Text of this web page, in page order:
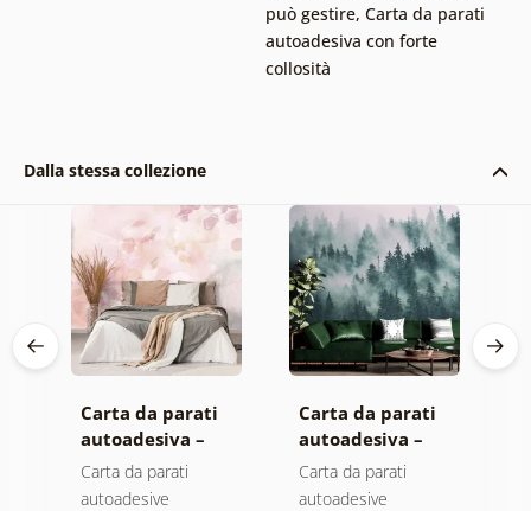
può gestire, Carta da parati
autoadesiva con forte
collosità
Dalla stessa collezione
Carta da parati
autoadesiva –
Foglie con
sfumatura
Carta da parati
autoadesive
Carta da parati
autoadesiva –
Foresta nella
nebbia
Carta da parati
autoadesive